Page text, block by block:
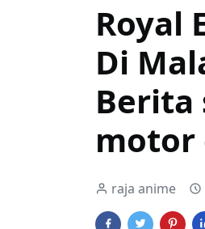
Royal
Di
Berita
motor
raja anime